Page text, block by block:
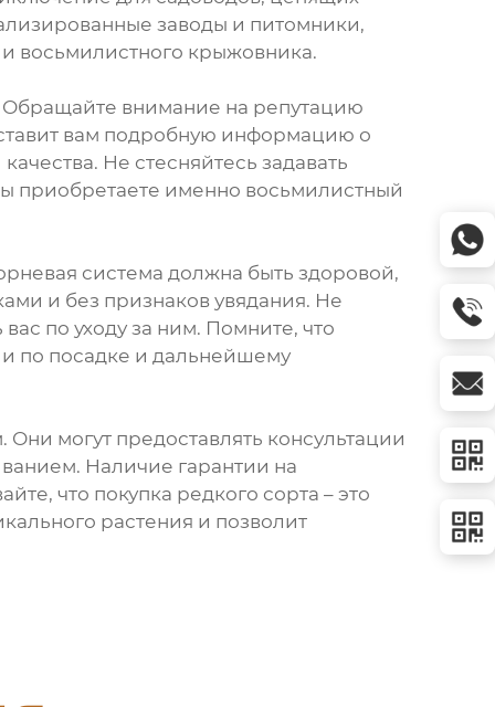
заводы и питомники,
восьмилистного крыжовника.
внимание на репутацию
вам подробную информацию о
Не стесняйтесь задавать
приобретаете именно восьмилистный
система должна быть здоровой,
и без признаков увядания. Не
по уходу за ним. Помните, что
по посадке и дальнейшему
могут предоставлять консультации
Наличие гарантии на
что покупка редкого сорта – это
растения и позволит